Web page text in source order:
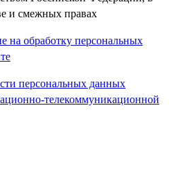
и смежных правах
на обработку персональных
персональных данных
телекоммуникационной